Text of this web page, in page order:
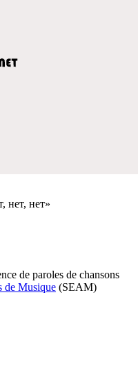
нeт, нeт»
de paroles de chansons
de Musique (SEAM)